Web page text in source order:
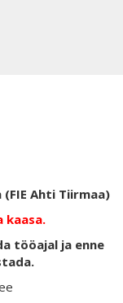
Ahti Tiirmaa)
kaasa.
tööajal ja enne